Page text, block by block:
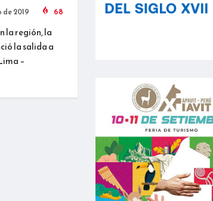
de 2019 68
la región, la
la salida a
–